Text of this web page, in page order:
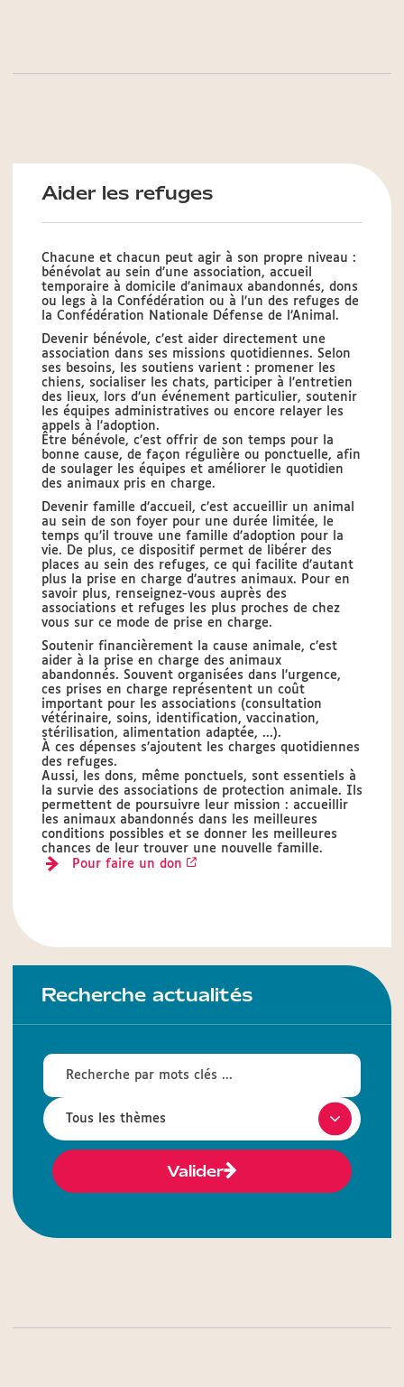
Aider les refuges
Chacune et chacun peut agir à son propre niveau :
bénévolat au sein d’une association, accueil
temporaire à domicile d’animaux abandonnés, dons
ou legs à la Confédération ou à l’un des refuges de
la Confédération Nationale Défense de l’Animal.
Devenir bénévole, c’est aider directement une
association dans ses missions quotidiennes. Selon
ses besoins, les soutiens varient : promener les
chiens, socialiser les chats, participer à l’entretien
des lieux, lors d’un événement particulier, soutenir
les équipes administratives ou encore relayer les
appels à l’adoption.
Être bénévole, c’est offrir de son temps pour la
bonne cause, de façon régulière ou ponctuelle, afin
de soulager les équipes et améliorer le quotidien
des animaux pris en charge.
Devenir famille d’accueil, c’est accueillir un animal
au sein de son foyer pour une durée limitée, le
temps qu’il trouve une famille d’adoption pour la
vie. De plus, ce dispositif permet de libérer des
places au sein des refuges, ce qui facilite d’autant
plus la prise en charge d’autres animaux. Pour en
savoir plus, renseignez-vous auprès des
associations et refuges les plus proches de chez
vous sur ce mode de prise en charge.
Soutenir financièrement la cause animale, c’est
aider à la prise en charge des animaux
abandonnés. Souvent organisées dans l’urgence,
ces prises en charge représentent un coût
important pour les associations (consultation
vétérinaire, soins, identification, vaccination,
stérilisation, alimentation adaptée, ...).
À ces dépenses s’ajoutent les charges quotidiennes
des refuges.
Aussi, les dons, même ponctuels, sont essentiels à
la survie des associations de protection animale. Ils
permettent de poursuivre leur mission : accueillir
les animaux abandonnés dans les meilleures
conditions possibles et se donner les meilleures
chances de leur trouver une nouvelle famille.
Pour faire un don
Recherche actualités
Valider